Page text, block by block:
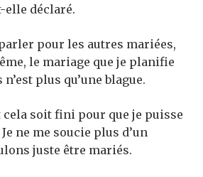
déclaré.
pour les autres mariées,
le mariage que je planifie
plus qu’une blague.
cela soit fini pour que je puisse
ne me soucie plus d’un
juste être mariés.